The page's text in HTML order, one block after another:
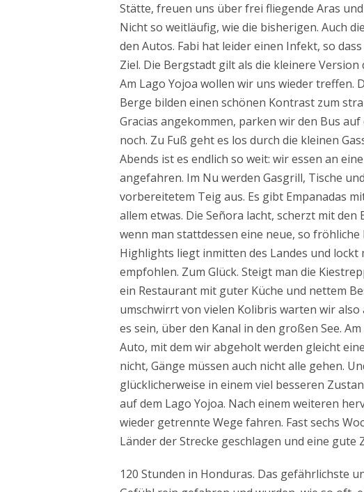
Stätte, freuen uns über frei fliegende Aras
Nicht so weitläufig, wie die bisherigen. Auch
den Autos. Fabi hat leider einen Infekt, so
Ziel. Die Bergstadt gilt als die kleinere
Am Lago Yojoa wollen wir uns wieder treffen.
Berge bilden einen schönen Kontrast zum
Gracias angekommen, parken wir den Bus
noch. Zu Fuß geht es los durch die kleinen
Abends ist es endlich so weit: wir essen an
angefahren. Im Nu werden Gasgrill, Tische
vorbereitetem Teig aus. Es gibt Empanadas
allem etwas. Die Se­ño­ra lacht, scherzt mit
wenn man stattdessen eine neue, so
Highlights liegt inmitten des Landes und
empfohlen. Zum Glück. Steigt man die
ein Restaurant mit guter Küche und nettem
umschwirrt von vielen Kolibris warten wir
es sein, über den Kanal in den großen See.
Auto, mit dem wir abgeholt werden gleicht
nicht, Gänge müssen auch nicht alle gehen.
glücklicherweise in einem viel besseren
auf dem Lago Yojoa. Nach einem weiteren
wieder getrennte Wege fahren. Fast sechs
Länder der Strecke geschlagen und eine
120 Stunden in Honduras. Das gefährlichste